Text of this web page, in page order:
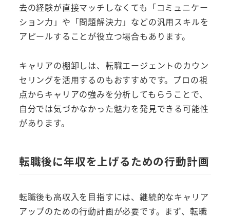
去の経験が直接マッチしなくても「コミュニケー
ション力」や「問題解決力」などの汎用スキルを
アピールすることが役立つ場合もあります。
キャリアの棚卸しは、転職エージェントのカウン
セリングを活用するのもおすすめです。プロの視
点からキャリアの強みを分析してもらうことで、
自分では気づかなかった魅力を発見できる可能性
があります。
転職後に年収を上げるための行動計画
転職後も高収入を目指すには、継続的なキャリア
アップのための行動計画が必要です。まず、転職